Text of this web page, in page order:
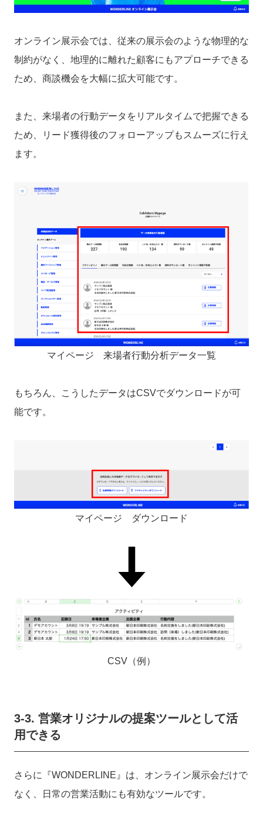
オンライン展示会では、従来の展示会のような物理的な
制約がなく、地理的に離れた顧客にもアプローチできる
ため、商談機会を大幅に拡大可能です。
また、来場者の行動データをリアルタイムで把握できる
ため、リード獲得後のフォローアップもスムーズに行え
ます。
マイページ 来場者行動分析データ一覧
もちろん、こうしたデータはCSVでダウンロードが可
能です。
マイページ ダウンロード
CSV（例）
3-3. 営業オリジナルの提案ツールとして活
用できる
さらに
『WONDERLINE』は、オンライン展示会だけで
なく、日常の営業活動にも有効なツールです。